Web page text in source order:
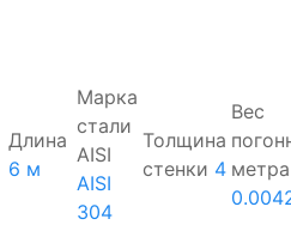
Длина
6 м
Марка
стали
AISI
AISI
304
Толщина
стенки 4
Вес
метра